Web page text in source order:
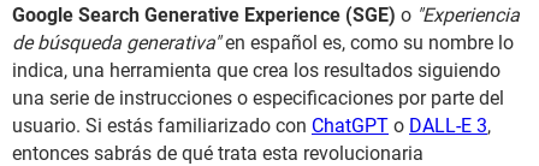
Google Search Generative Experience (SGE) o "Experiencia
de búsqueda generativa"en español es, como su nombre lo
indica, una herramienta que crea los resultados siguiendo
una serie de instrucciones o especificaciones por parte del
usuario. Si estás familiarizado con ChatGPT o DALL-E 3,
entonces sabrás de qué trata esta revolucionaria